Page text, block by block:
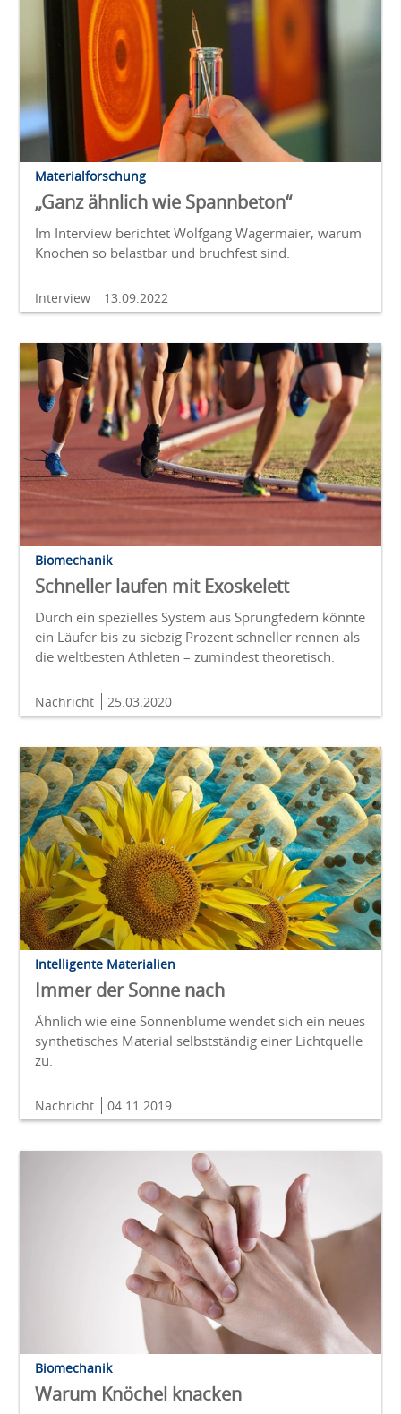
Materialforschung
„Ganz ähnlich wie Spannbeton“
Im Interview berichtet Wolfgang Wagermaier, warum
Knochen so belastbar und bruchfest sind.
Interview 13.09.2022
Biomechanik
Schneller laufen mit Exoskelett
Durch ein spezielles System aus Sprungfedern könnte
ein Läufer bis zu siebzig Prozent schneller rennen als
die weltbesten Athleten – zumindest theoretisch.
Nachricht 25.03.2020
Intelligente Materialien
Immer der Sonne nach
Ähnlich wie eine Sonnenblume wendet sich ein neues
synthetisches Material selbstständig einer Lichtquelle
zu.
Nachricht 04.11.2019
Biomechanik
Warum Knöchel knacken